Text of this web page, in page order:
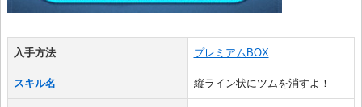
入手方法 プレミアムBOX
スキル名 縦ライン状にツムを消すよ！